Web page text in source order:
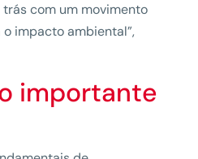
com um movimento
impacto ambiental”,
importante